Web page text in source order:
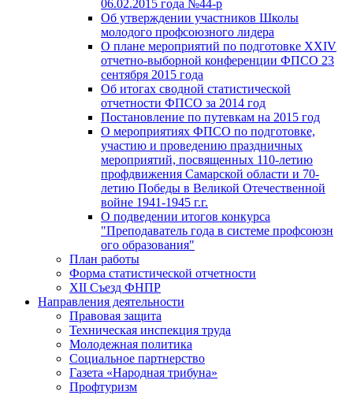
06.02.2015 года №44-р
Об утверждении участников Школы
молодого профсоюзного лидера
О плане мероприятий по подготовке XXIV
отчетно-выборной конференции ФПСО 23
сентября 2015 года
Об итогах сводной статистической
отчетности ФПСО за 2014 год
Постановление по путевкам на 2015 год
О мероприятиях ФПСО по подготовке,
участию и проведению праздничных
мероприятий, посвященных 110-летию
профдвижения Самарской области и 70-
летию Победы в Великой Отечественной
войне 1941-1945 г.г.
О подведении итогов конкурса
"Преподаватель года в системе профсоюзн
ого образования"
План работы
Форма статистической отчетности
XII Съезд ФНПР
Направления деятельности
Правовая защита
Техническая инспекция труда
Молодежная политика
Социальное партнерство
Газета «Народная трибуна»
Профтуризм